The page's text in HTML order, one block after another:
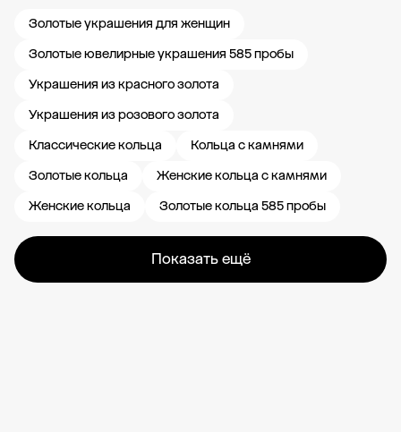
Золотые украшения для женщин
Золотые ювелирные украшения 585 пробы
Украшения из красного золота
Украшения из розового золота
Классические кольца
Кольца с камнями
Золотые кольца
Женские кольца с камнями
Женские кольца
Золотые кольца 585 пробы
Показать ещё